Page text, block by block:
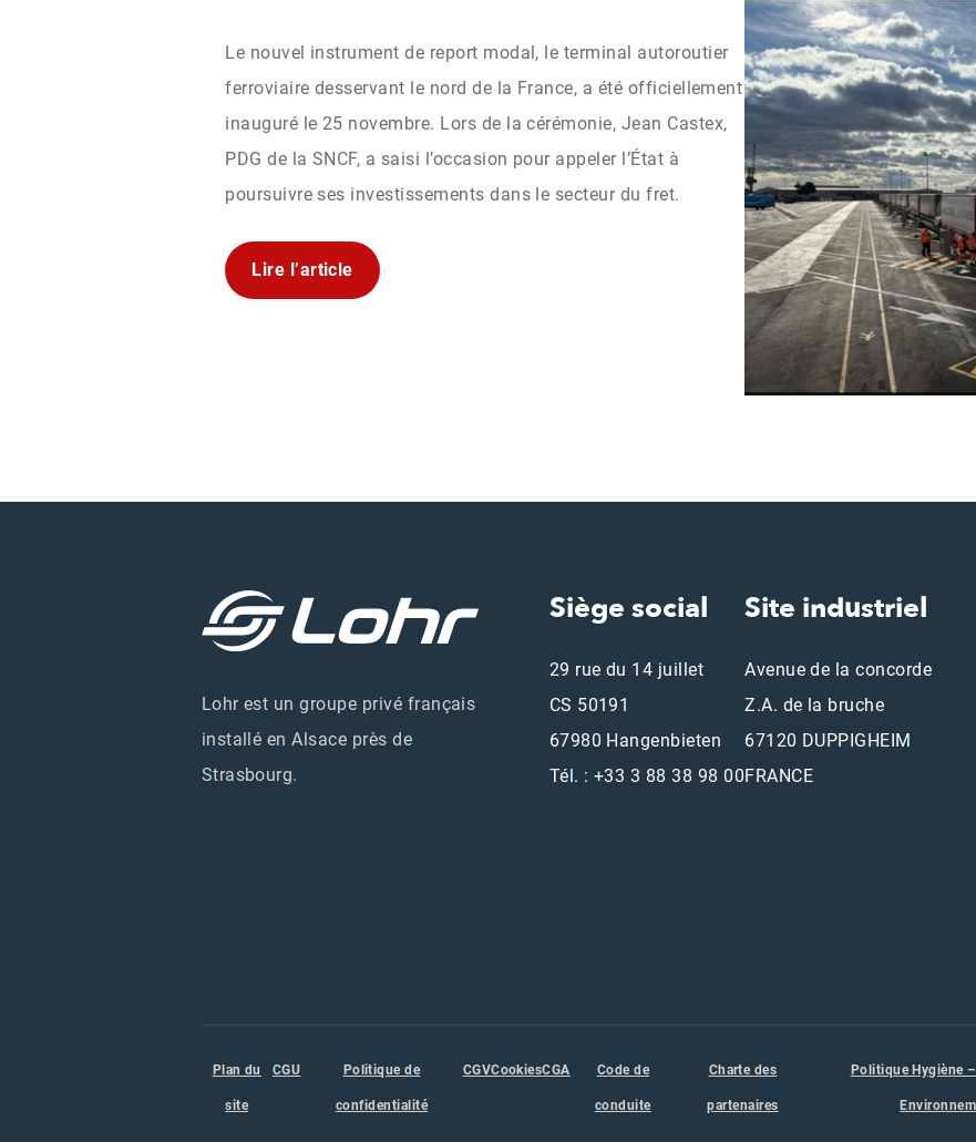
Le nouvel instrument de report modal, le terminal autoroutier
ferroviaire desservant le nord de la France, a été officiellement
inauguré le 25 novembre. Lors de la cérémonie, Jean Castex,
PDG de la SNCF, a saisi l’occasion pour appeler l’État à
poursuivre ses investissements dans le secteur du fret.
Lire l’article
Lohr est un groupe privé français
installé en Alsace près de
Strasbourg.
Siège social
29 rue du 14 juillet
CS 50191
67980 Hangenbieten
Tél. : +33 3 88 38 98 00
Site industriel
Avenue de la concorde
Z.A. de la bruche
67120 DUPPIGHEIM
FRANCE
Plan du
site
CGU Politique de
confidentialité
CGVCookiesCGA Code de
conduite
Charte des
partenaires
Politique Hygiène